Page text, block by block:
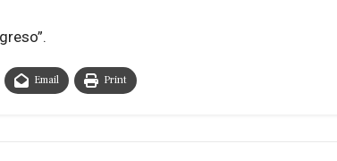
Email Print